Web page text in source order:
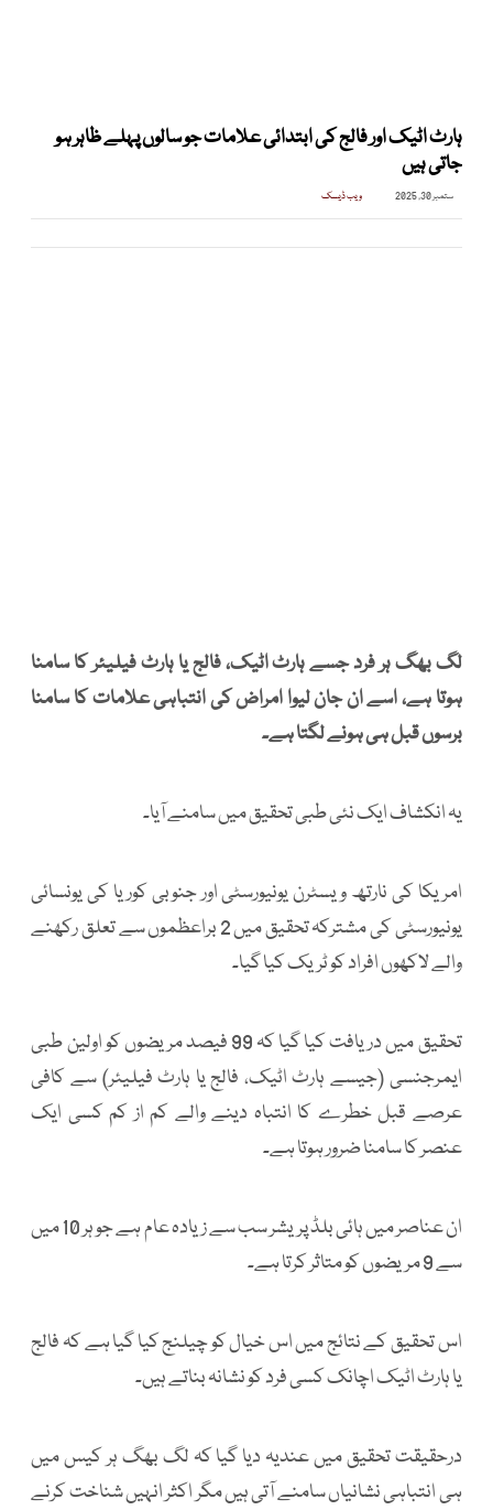
ہارٹ اٹیک اور فالج کی ابتدائی علامات جو سالوں پہلے ظاہر ہو
جاتی ہیں
ستمبر 30, 2025 ویب ڈیسک
لگ بھگ ہر فرد جسے ہارٹ اٹیک، فالج یا ہارٹ فیلیئر کا سامنا
ہوتا ہے، اسے ان جان لیوا امراض کی انتباہی علامات کا سامنا
برسوں قبل ہی ہونے لگتا ہے۔
یہ انکشاف ایک نئی طبی تحقیق میں سامنے آیا۔
امریکا کی نارتھ ویسٹرن یونیورسٹی اور جنوبی کوریا کی یونسائی
یونیورسٹی کی مشترکہ تحقیق میں 2 براعظموں سے تعلق رکھنے
والے لاکھوں افراد کو ٹریک کیا گیا۔
تحقیق میں دریافت کیا گیا کہ 99 فیصد مریضوں کو اولین طبی
ایمرجنسی (جیسے ہارٹ اٹیک، فالج یا ہارٹ فیلیئر) سے کافی
عرصے قبل خطرے کا انتباہ دینے والے کم از کم کسی ایک
عنصر کا سامنا ضرور ہوتا ہے۔
ان عناصر میں ہائی بلڈ پریشر سب سے زیادہ عام ہے جو ہر 10 میں
سے 9 مریضوں کو متاثر کرتا ہے۔
اس تحقیق کے نتائج میں اس خیال کو چیلنج کیا گیا ہے کہ فالج
یا ہارٹ اٹیک اچانک کسی فرد کو نشانہ بناتے ہیں۔
درحقیقت تحقیق میں عندیہ دیا گیا کہ لگ بھگ ہر کیس میں
ہی انتباہی نشانیاں سامنے آتی ہیں مگر اکثر انہیں شناخت کرنے